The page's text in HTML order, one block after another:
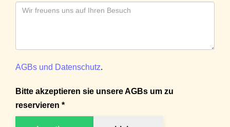
AGBs und Datenschutz.
Bitte akzeptieren sie unsere AGBs um zu
reservieren *